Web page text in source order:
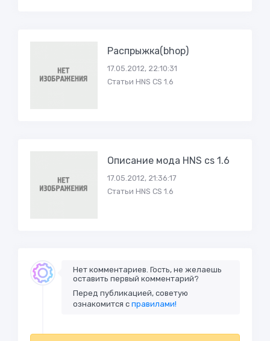
Распрыжка(bhop)
17.05.2012, 22:10:31
Статьи HNS CS 1.6
Описание мода HNS cs 1.6
17.05.2012, 21:36:17
Статьи HNS CS 1.6
Нет комментариев. Гость, не желаешь
оставить первый комментарий?
Перед публикацией, советую
ознакомится справилами!